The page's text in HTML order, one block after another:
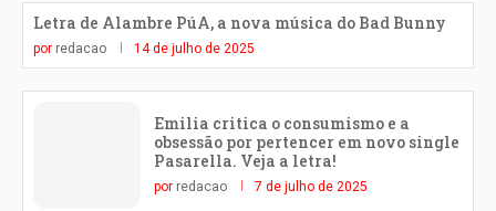
Letra de Alambre PúA, a nova música do Bad Bunny
por redacao 14 de julho de 2025
Emilia critica o consumismo e a
obsessão por pertencer em novo single
Pasarella. Veja a letra!
por redacao 7 de julho de 2025